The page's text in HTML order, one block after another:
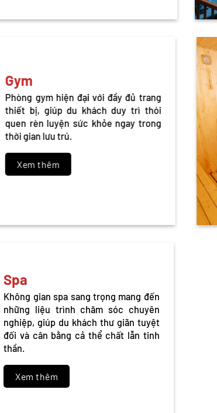
Gym
Phòng gym hiện đại với đầy đủ trang
thiết bị, giúp du khách duy trì thói
quen rèn luyện sức khỏe ngay trong
thời gian lưu trú.
Xem thêm
Spa
Không gian spa sang trọng mang đến
những liệu trình chăm sóc chuyên
nghiệp, giúp du khách thư giãn tuyệt
đối và cân bằng cả thể chất lẫn tinh
thần.
Xem thêm